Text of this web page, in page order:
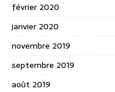
février 2020
janvier 2020
novembre 2019
septembre 2019
août 2019